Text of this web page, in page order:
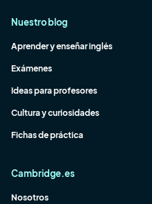
Nuestro blog
Aprender y enseñar inglés
Exámenes
Ideas para profesores
Cultura y curiosidades
Fichas de práctica
Cambridge.es
Nosotros